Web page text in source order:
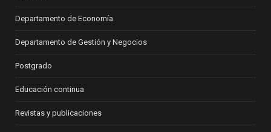
Departamento de Economía
Departamento de Gestión y Negocios
Postgrado
Educación continua
Revistas y publicaciones